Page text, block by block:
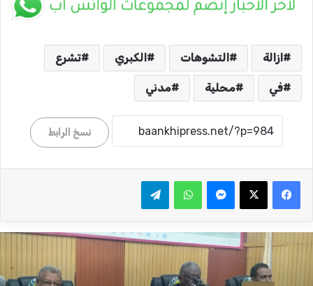
ازالة التشوهات الكبري تشرع
في محلية مدني
نسخ الرابط
واتساب